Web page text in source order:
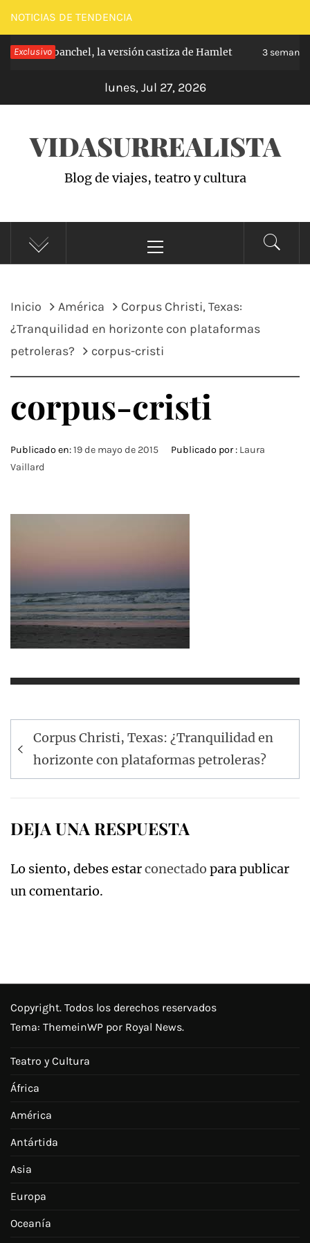
Saltar
al
contenido
NOTICIAS DE TENDENCIA
Exclusivo
de Carabanchel, la versión castiza de Hamlet 3 semanas
lunes, Jul 27, 2026
VIDASURREALISTA
Blog de viajes, teatro y cultura
principal
Inicio América
Corpus Christi, Texas:
¿Tranquilidad en horizonte con plataformas
petroleras?
corpus-cristi
corpus-cristi
Publicado en:19 de mayo de 2015 Publicado por : Laura
Vaillard
Navegación
de
entradas
Corpus Christi, Texas: ¿Tranquilidad en
horizonte con plataformas petroleras?
DEJA UNA RESPUESTA
Lo siento, debes estarconectado para publicar
un comentario.
Copyright. Todos los derechos reservados
Tema: ThemeinWP por Royal News.
Teatro y Cultura
África
América
Antártida
Asia
Europa
Oceanía